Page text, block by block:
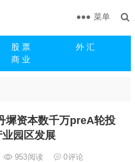
股 票
外 汇
商 业
菜单
墀资本数千万preA轮投
园区发展
953阅读 0评论